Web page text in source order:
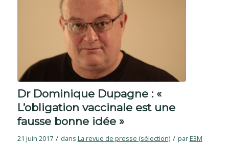
Dr Dominique Dupagne : «
L’obligation vaccinale est une
fausse bonne idée »
21 juin 2017 / dans La revue de presse (sélection) / parE3M